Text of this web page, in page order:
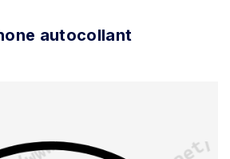
autocollant